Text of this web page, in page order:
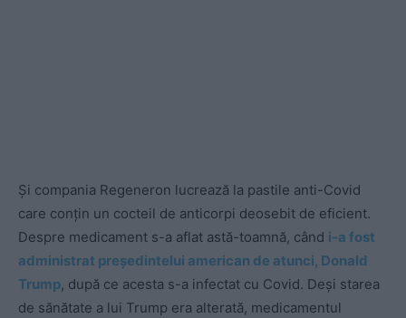
Și compania Regeneron lucrează la pastile anti-Covid
care conțin un cocteil de anticorpi deosebit de eficient.
Despre medicament s-a aflat astă-toamnă, când i-a fost
administrat președintelui american de atunci, Donald
Trump, după ce acesta s-a infectat cu Covid. Deși starea
de sănătate a lui Trump era alterată, medicamentul